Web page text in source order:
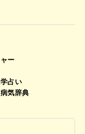
ー
占い
気辞典